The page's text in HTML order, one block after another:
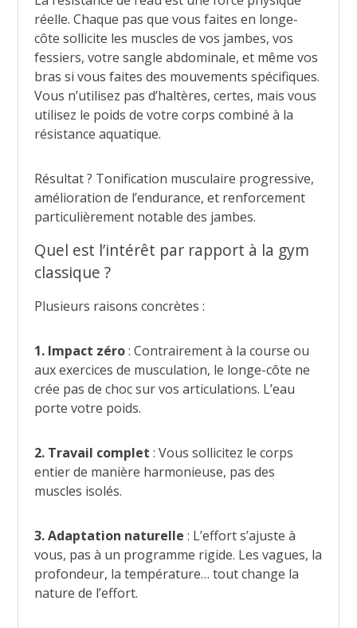
réelle. Chaque pas que vous faites en longe-
côte sollicite les muscles de vos jambes, vos
fessiers, votre sangle abdominale, et même vos
bras si vous faites des mouvements spécifiques.
Vous n’utilisez pas d’haltères, certes, mais vous
utilisez le poids de votre corps combiné à la
résistance aquatique.
Résultat ? Tonification musculaire progressive,
amélioration de l’endurance, et renforcement
particulièrement notable des jambes.
Quel est l’intérêt par rapport à la gym
classique ?
Plusieurs raisons concrètes :
1. Impact zéro: Contrairement à la course ou
aux exercices de musculation, le longe-côte ne
crée pas de choc sur vos articulations. L’eau
porte votre poids.
2. Travail complet : Vous sollicitez le corps
entier de manière harmonieuse, pas des
muscles isolés.
3. Adaptation naturelle : L’effort s’ajuste à
vous, pas à un programme rigide. Les vagues, la
profondeur, la température… tout change la
nature de l’effort.